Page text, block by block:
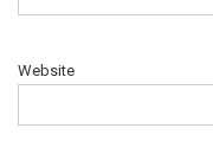
Website